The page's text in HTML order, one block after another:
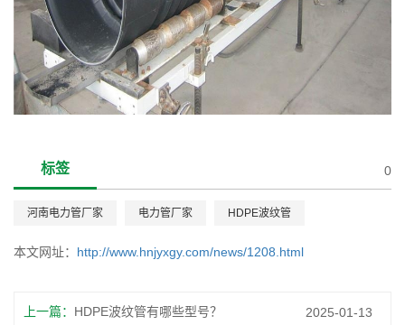
标签 0
河南电力管厂家 电力管厂家 HDPE波纹管
本文网址： http://www.hnjyxgy.com/news/1208.html
上一篇： HDPE波纹管有哪些型号？ 2025-01-13